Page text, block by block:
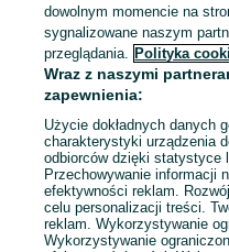
dowolnym momencie na
sygnalizowane naszym
przeglądania. Polityka
Wraz z naszymi
zapewnienia:
Użycie dokładnych danych
charakterystyki urządzenia
odbiorców dzięki statystyce
Przechowywanie informacji
efektywności reklam.
celu personalizacji treści.
reklam. Wykorzystywanie
Wykorzystywanie